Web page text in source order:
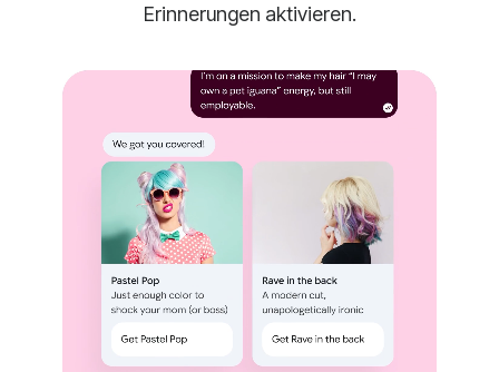
Erinnerungen aktivieren.